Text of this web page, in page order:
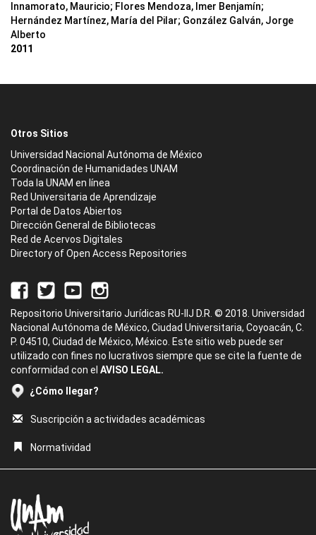
Innamorato, Mauricio; Flores Mendoza, Imer Benjamín;
Hernández Martínez, María del Pilar; González Galván, Jorge
Alberto
2011
Otros Sitios
Universidad Nacional Autónoma de México
Coordinación de Humanidades UNAM
Toda la UNAM en línea
Red Universitaria de Aprendizaje
Portal de Datos Abiertos
Dirección General de Bibliotecas
Red de Acervos Digitales
Directory of Open Access Repositories
Repositorio Universitario Jurídicas RU-IIJ D.R. © 2018. Universidad
Nacional Autónoma de México, Ciudad Universitaria, Coyoacán, C.
P. 04510, Ciudad de México, México. Este sitio web puede ser
utilizado con fines no lucrativos siempre que se cite la fuente de
conformidad con el AVISO LEGAL.
¿Cómo llegar?
Suscripción a actividades académicas
Normatividad